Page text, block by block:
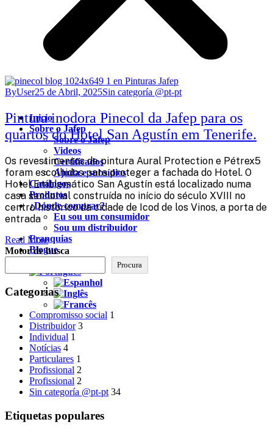
Inicio
Sobre o Jafep
Sobre o Jafep
Videos
Certificados
Ajuda e subsídios
Catálogos
Produtos
¿Dónde comprar?
Eu sou um consumidor
Sou um distribuidor
Franquias
Blogue
Contacto
ByUser25 de Abril, 2025Sin categoría @pt-pt
Pintura inodora Pinecol da Jafep para os
quartos do Hotel San Agustín em Tenerife.
Os revestimentos de pintura Aural Protection e Pétrex5
foram escolhidos para proteger a fachada do Hotel. O
Hotel Emblemático San Agustín está localizado numa
casa senhorial construída no início do século XVIII no
centro histórico da cidade de Icod de los Vinos, a porta de
entrada
Read More
Motor de busca
Procura
Categorias
Compromisso social 1
Distribuidor 3
Individual 1
Notícias 4
Particulares 1
Profissional 2
Profissional 2
Sin categoría @pt-pt 34
Etiquetas populares